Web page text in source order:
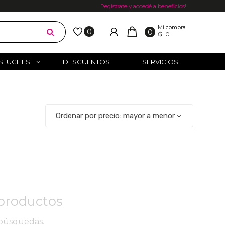
Registrate y accedé a beneficios!
0 0
Mi compra
₲. 0
DESCUENTOS SERVICIOS